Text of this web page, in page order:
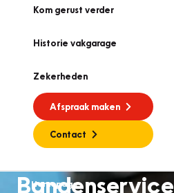
Kom gerust verder
Historie vakgarage
Zekerheden
Afspraak maken
Contact
Homepage
Bandenservice